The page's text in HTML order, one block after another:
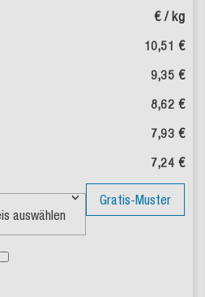
€ / kg
10,51 €
9,35 €
8,62 €
7,93 €
7,24 €
Gratis-Muster